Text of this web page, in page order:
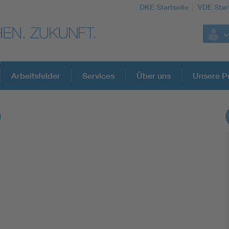
DKE Startseite VDE
DKE Fachinformationen im Kontext der
Arbeitsfelder Services Über uns Unsere